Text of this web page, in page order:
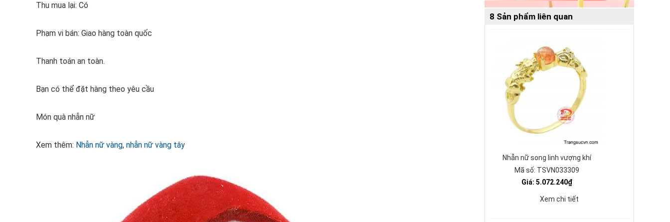
Thu mua lại: Có
Phạm vi bán: Giao hàng toàn quốc
Thanh toán an toàn.
Bạn có thể đặt hàng theo yêu cầu
Món quà nhẫn nữ
Xem thêm: Nhẫn nữ vàng, nhẫn nữ vàng tây
8 Sản phẩm liên quan
Nhẫn nữ song linh vượng khí
Mã số: TSVN033309
Giá: 5.072.240₫
Xem chi tiết